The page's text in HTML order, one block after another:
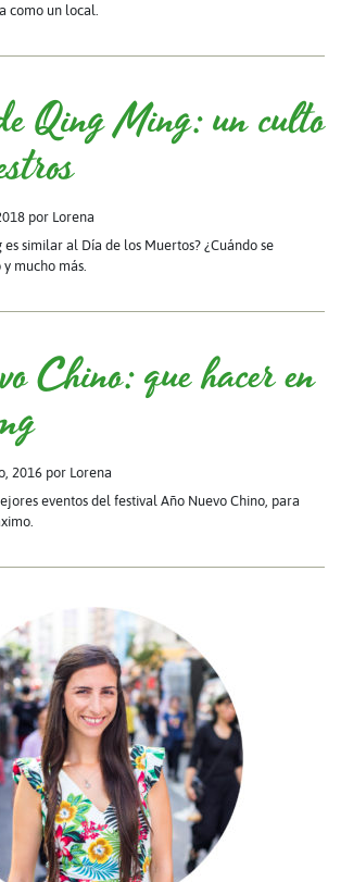
como un local.
Qing Ming: un culto
por Lorena
similar al Día de los Muertos? ¿Cuándo se
mucho más.
Chino: que hacer en
2016 por Lorena
eventos del festival Año Nuevo Chino, para